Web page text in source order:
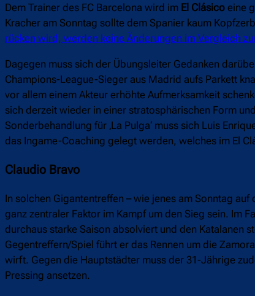
Dem Trainer des FC Barcelona wird im El Clásico eine
Kracher am Sonntag sollte dem Spanier kaum
rücken wird, werden keine Änderungen im Vergleich
Dagegen muss sich der Übungsleiter Gedanken
Champions-League-Sieger aus Madrid aufs Parkett
vor allem einem Akteur erhöhte Aufmerksamkeit
sich derzeit wieder in einer stratosphärischen Form
Sonderbehandlung für ‚La Pulga‘ muss sich Luis
das Ingame-Coaching gelegt werden, welches im El
Claudio Bravo
In solchen Gigantentreffen – wie jenes am Sonntag
ganz zentraler Faktor im Kampf um den Sieg sein. Im
durchaus starke Saison absolviert und den Katalanen
Gegentreffern/Spiel führt er das Rennen um die
wirft. Gegen die Hauptstädter muss der 31-Jährige
Pressing ansetzen.